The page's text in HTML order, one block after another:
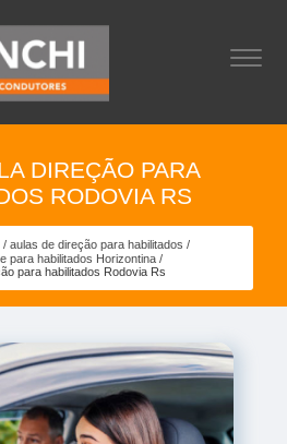
DIREÇÃO PARA
RODOVIA RS
aulas de direção para habilitados
para habilitados Horizontina
para habilitados Rodovia Rs